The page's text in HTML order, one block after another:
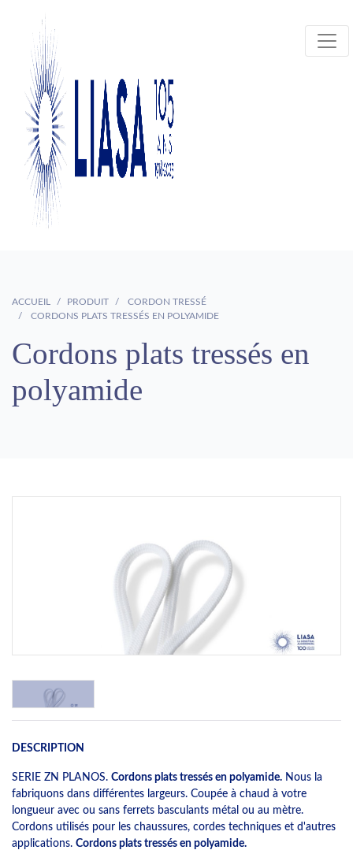
ACCUEIL PRODUIT
CORDON TRESSÉ
CORDONS PLATS TRESSÉS EN POLYAMIDE
Cordons plats tressés en
polyamide
DESCRIPTION
SERIE ZN PLANOS. Cordons plats tressés en polyamide. Nous la
fabriquons dans différentes largeurs. Coupée à chaud à votre
longueur avec ou sans ferrets basculants métal ou au mètre.
Cordons utilisés pour les chaussures, cordes techniques et d'autres
applications. Cordons plats tressés en polyamide.